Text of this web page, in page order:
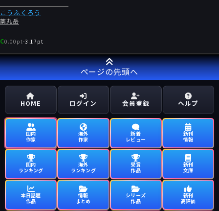
こうふくろう
薬丸岳
C0.00pt-3.17pt
ページの先頭へ
HOME ログイン 会員登録 ヘルプ
国内
作家
海外
作家
新着
レビュー
新刊
情報
国内
ランキング
海外
ランキング
受賞
作品
新刊
文庫
本日話題
作品
情報
まとめ
シリーズ
作品
新刊
高評価